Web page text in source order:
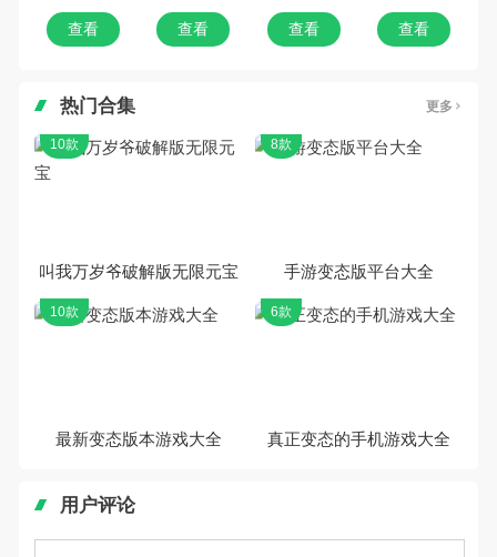
查看 查看 查看 查看
热门合集 更多
叫我万岁爷破解版无限元宝
10款
手游变态版平台大全
8款
最新变态版本游戏大全
10款
真正变态的手机游戏大全
6款
用户评论